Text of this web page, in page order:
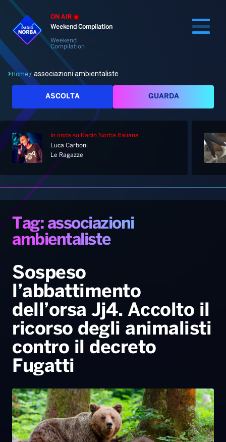
ON AIR
Weekend Compilation
Weekend
Compilation
Home
Palinsesto
Hit Dance
Giochi&Concorsi
Notizie
Locali
Sport
Radio Norba Consiglia
Leggerissime
Playlist
Novità
Interviste
Oroscopo
Speciale Astrabilia 2026
Gallery
Voce al Bari
Battiti Live 2026
Gallery
Home/ associazioni ambientaliste
ASCOLTA GUARDA
In onda su Radio Norba Italiana
Luca Carboni
Le Ragazze
Tag: associazioni
ambientaliste
Sospeso
l’abbattimento
dell’orsa Jj4. Accolto il
ricorso degli animalisti
contro il decreto
Fugatti